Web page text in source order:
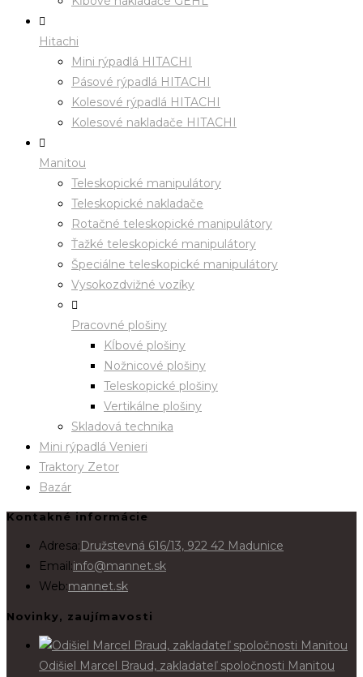
Hitachi
Mini rýpadlá HITACHI
Pásové rýpadlá HITACHI
Kolesové rýpadlá HITACHI
Kolesové nakladače HITACHI
Manitou
Teleskopické manipulátory
Teleskopické nakladače
Rotačné teleskopické manipulátory
Ťažké teleskopické manipulátory
Špeciálne teleskopické manipulátory
Vysokozdvižné vozíky
Pracovné plošiny
Kĺbové plošiny
Nožnicové plošiny
Teleskopické plošiny
Vertikálne plošiny
Skladová technika
Mini rýpadlá Venieri
Traktory Zetor
Bazár
Kontakné informácie
Adresa:Družstevná 616/13, 922 42 Madunice
Email:info@mannet.sk
Web:mannet.sk
Novinky, zaujímavosti
Odišiel Marcel Braud, zakladateľ spoločnosti Manitou